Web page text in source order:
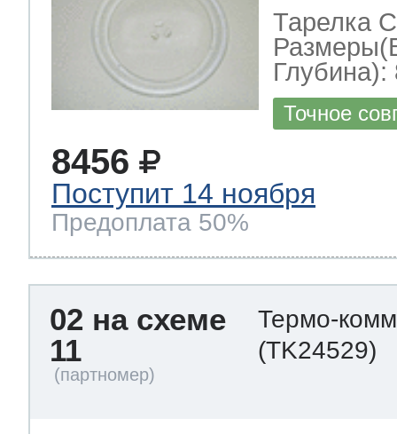
Тарелка
Глубина):
Точное
8456
Поступит 14 ноября
Предоплата 50%
02 на схеме
11
Термо-
(TK24529)